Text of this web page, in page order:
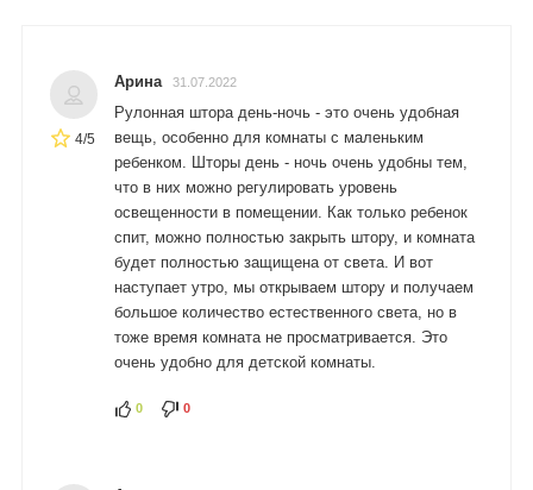
4/5
Арина 31.07.2022
Рулонная штора день-ночь - это очень удобная
вещь, особенно для комнаты с маленьким
ребенком. Шторы день - ночь очень удобны тем,
что в них можно регулировать уровень
освещенности в помещении. Как только ребенок
спит, можно полностью закрыть штору, и комната
будет полностью защищена от света. И вот
наступает утро, мы открываем штору и получаем
большое количество естественного света, но в
тоже время комната не просматривается. Это
очень удобно для детской комнаты.
0 0